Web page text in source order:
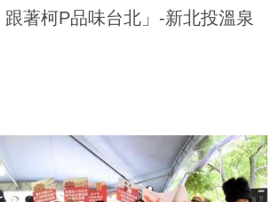
著柯P品味台北」-新北投溫泉